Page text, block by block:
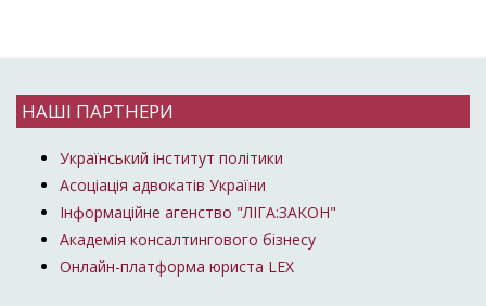
НАШІ ПАРТНЕРИ
Український інститут політики
Асоціація адвокатів України
Інформаційне агенство "ЛІГА:ЗАКОН"
Академія консалтингового бізнесу
Онлайн-платформа юриста LEX